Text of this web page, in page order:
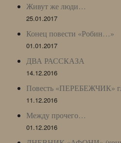
Живут же люди…
25.01.2017
Конец повести «Робин…»
01.01.2017
ДВА РАССКАЗА
14.12.2016
Повесть «ПЕРЕБЕЖЧИК»
11.12.2016
Между прочего…
01.12.2016